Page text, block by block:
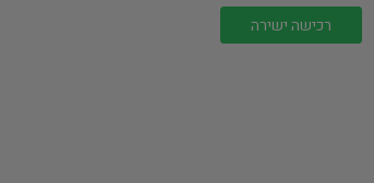
רכישה ישירה